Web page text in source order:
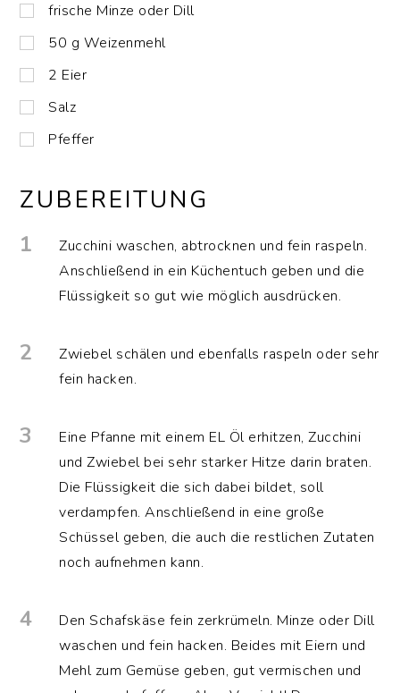
frische Minze oder Dill
50 g Weizenmehl
2 Eier
Salz
Pfeffer
ZUBEREITUNG
1
Zucchini waschen, abtrocknen und fein raspeln.
Anschließend in ein Küchentuch geben und die
Flüssigkeit so gut wie möglich ausdrücken.
2
Zwiebel schälen und ebenfalls raspeln oder sehr
fein hacken.
3
Eine Pfanne mit einem EL Öl erhitzen, Zucchini
und Zwiebel bei sehr starker Hitze darin braten.
Die Flüssigkeit die sich dabei bildet, soll
verdampfen. Anschließend in eine große
Schüssel geben, die auch die restlichen Zutaten
noch aufnehmen kann.
4
Den Schafskäse fein zerkrümeln. Minze oder Dill
waschen und fein hacken. Beides mit Eiern und
Mehl zum Gemüse geben, gut vermischen und